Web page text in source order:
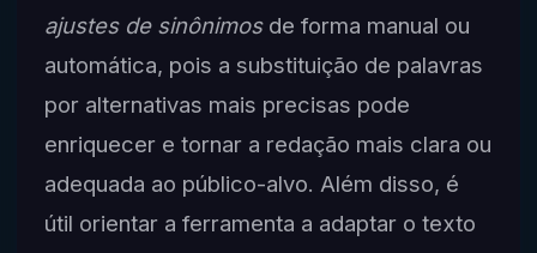
ajustes de sinônimosde forma manual ou
automática, pois a substituição de palavras
por alternativas mais precisas pode
enriquecer e tornar a redação mais clara ou
adequada ao público-alvo. Além disso, é
útil orientar a ferramenta a adaptar o texto